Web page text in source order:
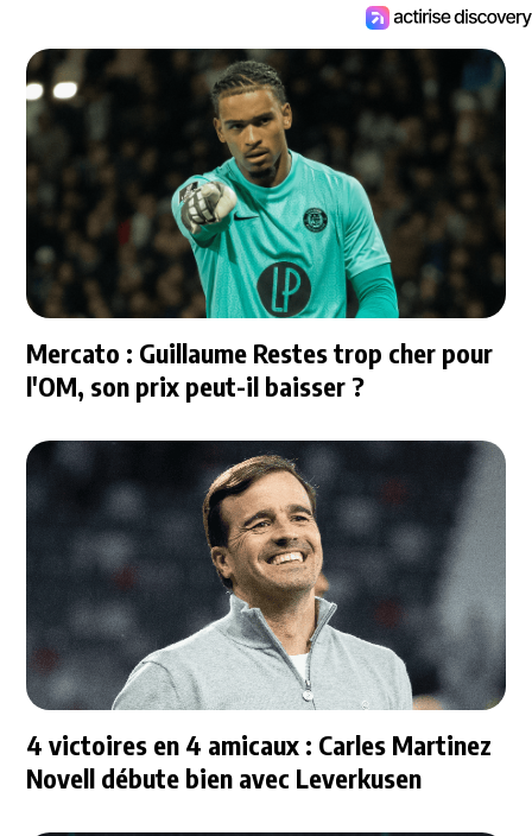
Mercato : Guillaume Restes trop cher pour
l'OM, son prix peut-il baisser ?
4 victoires en 4 amicaux : Carles Martinez
Novell débute bien avec Leverkusen